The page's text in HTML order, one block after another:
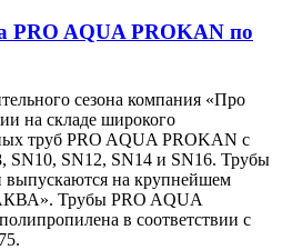
PRO AQUA PROKAN по
сезона компания «Про
на складе широкого
труб PRO AQUA PROKAN с
SN10, SN12, SN14 и SN16. Трубы
выпускаются на крупнейшем
Трубы PRO AQUA
в соответствии с